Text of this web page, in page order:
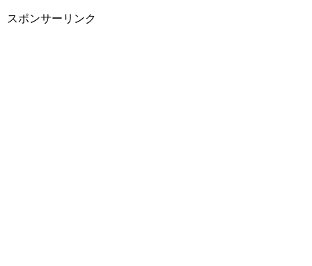
スポンサーリンク